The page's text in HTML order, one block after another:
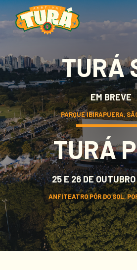
TURÁ
EM BREVE
PARQUE IBIRAPUERA,
TURÁ
25 E 26 DE
ANFITEATRO PÔR DO SOL,